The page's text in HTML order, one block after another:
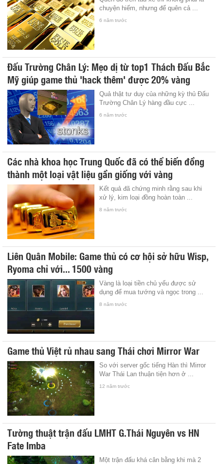
chuyện hiếm, nhưng để quên cả ...
6 năm trước
Đấu Trường Chân Lý: Mẹo dị từ top1 Thách Đấu Bắc
Mỹ giúp game thủ 'hack thêm' được 20% vàng
Quả thật tư duy của những kỳ thủ Đấu
Trường Chân Lý hàng đầu cực ...
6 năm trước
Các nhà khoa học Trung Quốc đã có thể biến đồng
thành một loại vật liệu gần giống với vàng
Kết quả đã chứng minh rằng sau khi
xử lý, kim loại đồng hoàn toàn ...
8 năm trước
Liên Quân Mobile: Game thủ có cơ hội sở hữu Wisp,
Ryoma chỉ với... 1500 vàng
Vàng là loại tiền chủ yếu được sử
dụng để mua tướng và ngọc trong ...
8 năm trước
Game thủ Việt rủ nhau sang Thái chơi Mirror War
So với server gốc tiếng Hàn thì Mirror
War Thái Lan thuận tiện hơn ở ...
12 năm trước
Tường thuật trận đấu LMHT G.Thái Nguyên vs HN
Fate Imba
Một trận đấu khá cân bằng khi mà 2